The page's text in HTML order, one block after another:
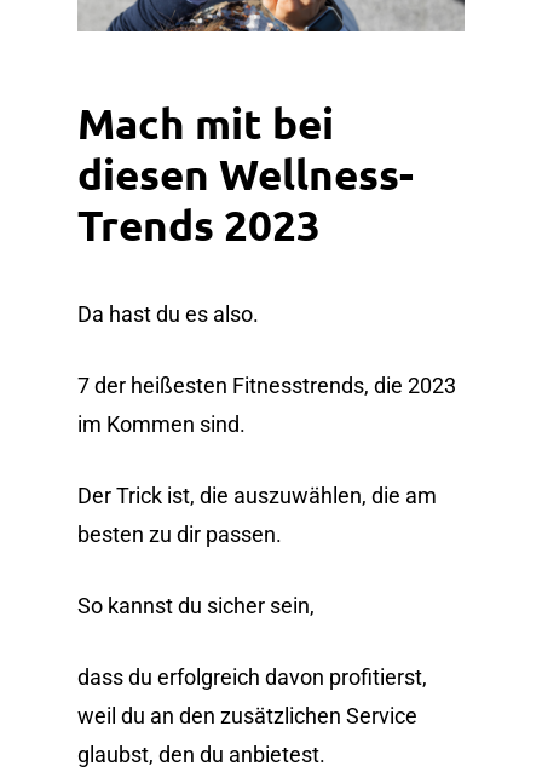
Mach mit bei
diesen Wellness-
Trends 2023
Da hast du es also.
7 der heißesten Fitnesstrends, die 2023
im Kommen sind.
Der Trick ist, die auszuwählen, die am
besten zu dir passen.
So kannst du sicher sein,
dass du erfolgreich davon profitierst,
weil du an den zusätzlichen Service
glaubst, den du anbietest.